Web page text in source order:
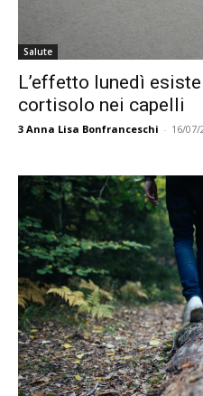
Salute
L’effetto lunedì
cortisolo nei capelli
3 Anna Lisa Bonfranceschi - 16/07/